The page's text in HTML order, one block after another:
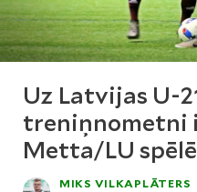
Uz Latvijas U-
treniņnometni
Metta/LU
MIKS VILKAPLĀTERS